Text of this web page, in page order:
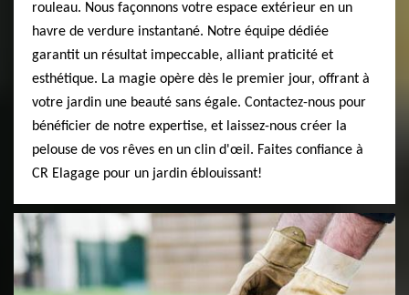
rouleau. Nous façonnons votre espace extérieur en un
havre de verdure instantané. Notre équipe dédiée
garantit un résultat impeccable, alliant praticité et
esthétique. La magie opère dès le premier jour, offrant à
votre jardin une beauté sans égale. Contactez-nous pour
bénéficier de notre expertise, et laissez-nous créer la
pelouse de vos rêves en un clin d'œil. Faites confiance à
CR Elagage pour un jardin éblouissant!